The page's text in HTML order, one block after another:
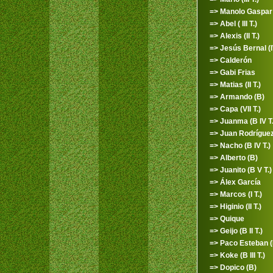
=> Manolo Gaspar
=> Abel ( III T.)
=> Alexis (II T.)
=> Jesús Bernal
=> Calderón
=> Gabi Frias
=> Matias (II T.)
=> Armando (B)
=> Capa (VII T.)
=> Juanma (B IV
=> Juan
=> Nacho (B IV T.)
=> Alberto (B)
=> Juanito (B V T.)
=> Álex García
=> Marcos (I T.)
=> Higinio (II T.)
=> Quique
=> Geijo (B II T.)
=> Paco Esteban
=> Koke (B III T.)
=> Dopico (B)